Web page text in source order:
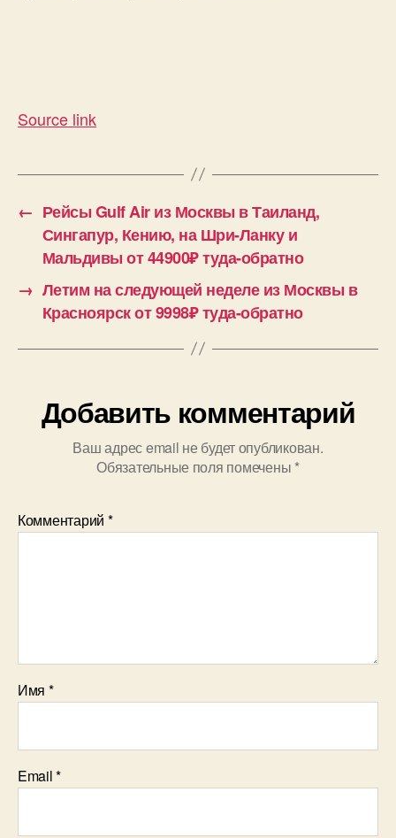
Source link
← Рейсы Gulf Air из Москвы в Таиланд,
Сингапур, Кению, на Шри-Ланку и
Мальдивы от 44900₽ туда-обратно
→ Летим на следующей неделе из Москвы в
Красноярск от 9998₽ туда-обратно
Добавить комментарий
Ваш адрес email не будет опубликован.
Обязательные поля помечены *
Комментарий *
Имя *
Email*